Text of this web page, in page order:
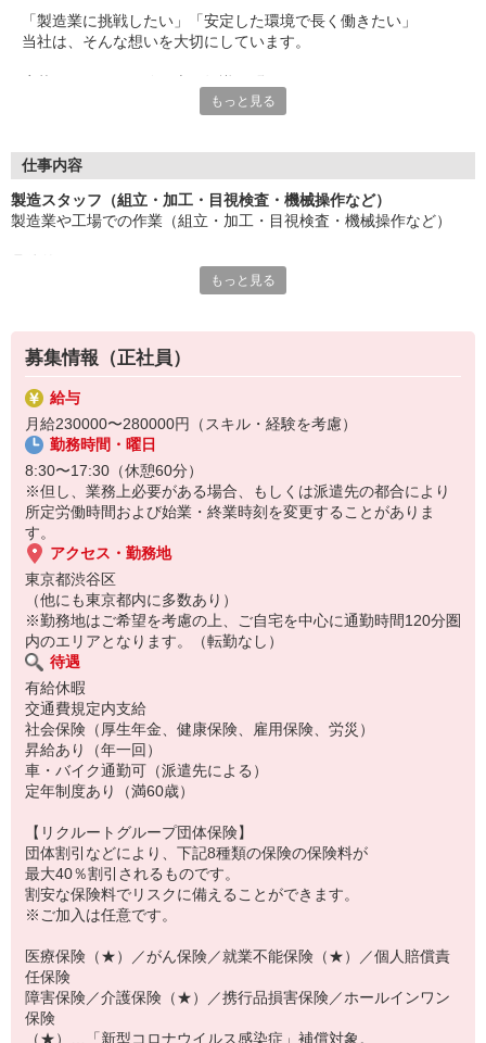
「製造業に挑戦したい」「安定した環境で長く働きたい」
当社は、そんな想いを大切にしています。
約束を守ること、きちんと連絡をすること、前向きに仕事へ取り
また、勤務時間やシフトなど柔軟に対応いただける方は、ご紹介
長く働きたい――
製造業で正社員としてキャリアを築きたい方、ぜひご応募くださ
もっと見る
仕事内容
製造スタッフ（組立・加工・目視検査・機械操作など）
製造業や工場での作業（組立・加工・目視検査・機械操作など）
製品に不備がないか目視チェック
複雑な作業や力仕事はほとんどなく覚えやすいものばかり！
未経験の方もすぐに慣れていただけると思います。
※当社（株）テクノ・サービスに正社員採用の上で、派遣就業先事
業所へ派遣となります。
もっと見る
募集情報（正社員）
給与
月給230000〜280000円（スキル・経験を考慮）
勤務時間・曜日
8:30〜17:30（休憩60分）
※但し、業務上必要がある場合、もしくは派遣先の都合により
所定労働時間および始業・終業時刻を変更することがありま
す。
アクセス・勤務地
東京都渋谷区
（他にも東京都内に多数あり）
※勤務地はご希望を考慮の上、ご自宅を中心に通勤時間120分圏
内のエリアとなります。（転勤なし）
待遇
有給休暇
交通費規定内支給
社会保険（厚生年金、健康保険、雇用保険、労災）
昇給あり（年一回）
車・バイク通勤可（派遣先による）
定年制度あり（満60歳）
【リクルートグループ団体保険】
団体割引などにより、下記8種類の保険の保険料が
最大40％割引されるものです。
割安な保険料でリスクに備えることができます。
※ご加入は任意です。
医療保険（★）／がん保険／就業不能保険（★）／個人賠償責
任保険
障害保険／介護保険（★）／携行品損害保険／ホールインワン
保険
（★）…「新型コロナウイルス感染症」補償対象。